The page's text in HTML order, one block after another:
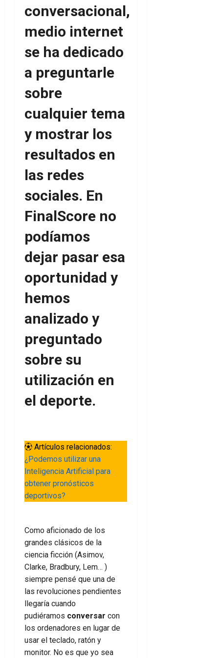
conversacional,
medio internet
se ha dedicado
a preguntarle
sobre
cualquier tema
y mostrar los
resultados en
las redes
sociales. En
FinalScore no
podíamos
dejar pasar esa
oportunidad y
hemos
analizado y
preguntado
sobre su
utilización en
el deporte.
⚽️ Artículos relacionados:
¿Podemos utilizar una
Inteligencia Artificial para
obtener pronósticos
deportivos?
Como aficionado de los
grandes clásicos de la
ciencia ficción (Asimov,
Clarke, Bradbury, Lem… )
siempre pensé que una de
las revoluciones pendientes
llegaría cuando
pudiéramos conversar con
los ordenadores en lugar de
usar el teclado, ratón y
monitor. No es que yo sea